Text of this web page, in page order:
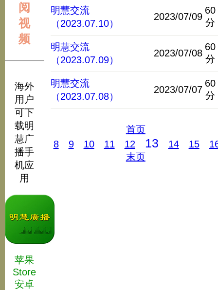
阅
视
频
海外
用户
可下
载明
慧广
播手
机应
用
苹果
Store
安卓
明慧交流
（2023.07.10）
2023/07/09
60
分
明慧交流
（2023.07.09）
2023/07/08
60
分
明慧交流
（2023.07.08）
2023/07/07
60
分
首页
8
9 10 11 12 13 14 15
末页